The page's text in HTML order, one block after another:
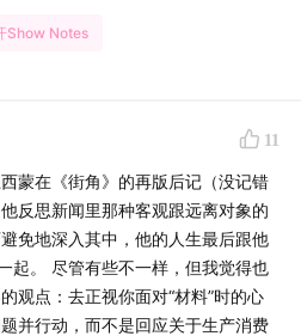
in Experimental and Social
实验文本）
Show Notes
11
蒙在《街角》的再版后记（没记错
反思新闻里那种客观跟远离对象的
免地深入其中，他的人生最后跟他
我觉得也
观点：去正视你面对“材料”时的心
并行动，而不是回应关于生产消费